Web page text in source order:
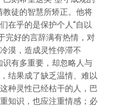
教徒的智慧所矫正。他将
在乎的是保护个人“自以
完好的言辞满有热情，对
漠，造成灵性停滞不
识有多重要，却忽略人与
结果成了缺乏温情、难以
种灵性已经枯干的人，巴
知识，也应注重情感；必